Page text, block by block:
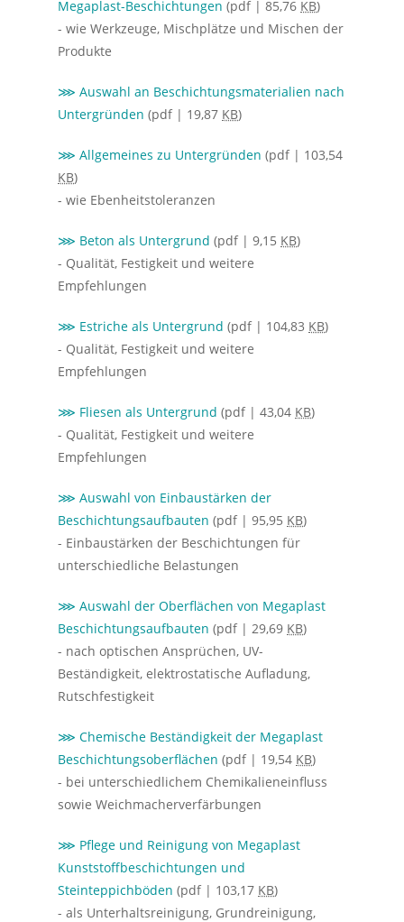
Megaplast-Beschichtungen (pdf | 85,76 KB)
- wie Werkzeuge, Mischplätze und Mischen der
Produkte
⋙ Auswahl an Beschichtungsmaterialien nach
Untergründen (pdf | 19,87 KB)
⋙ Allgemeines zu Untergründen (pdf | 103,54
KB)
- wie Ebenheitstoleranzen
⋙ Beton als Untergrund (pdf | 9,15 KB)
- Qualität, Festigkeit und weitere
Empfehlungen
⋙ Estriche als Untergrund (pdf | 104,83 KB)
- Qualität, Festigkeit und weitere
Empfehlungen
⋙ Fliesen als Untergrund (pdf | 43,04 KB)
- Qualität, Festigkeit und weitere
Empfehlungen
⋙ Auswahl von Einbaustärken der
Beschichtungsaufbauten (pdf | 95,95 KB)
- Einbaustärken der Beschichtungen für
unterschiedliche Belastungen
⋙ Auswahl der Oberflächen von Megaplast
Beschichtungsaufbauten (pdf | 29,69 KB)
- nach optischen Ansprüchen, UV-
Beständigkeit, elektrostatische Aufladung,
Rutschfestigkeit
⋙ Chemische Beständigkeit der Megaplast
Beschichtungsoberflächen (pdf | 19,54 KB)
- bei unterschiedlichem Chemikalieneinfluss
sowie Weichmacherverfärbungen
⋙ Pflege und Reinigung von Megaplast
Kunststoffbeschichtungen und
Steinteppichböden (pdf | 103,17 KB)
- als Unterhaltsreinigung, Grundreinigung,